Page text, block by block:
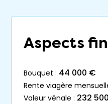
Aspects
bouquet : 44 000 €
rente viagère
valeur vénale : 232